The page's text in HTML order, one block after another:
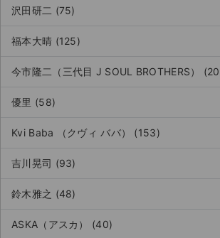
サイト情報
チケットジャム運営会社
チケットジャム利用規約
プライバシーポリシー
沢田研二 (75)
福本大晴 (125)
今市隆二（三代目 J SOUL BROTHERS）
優里 (58)
Kvi Baba （クヴィ ババ） (153)
吉川晃司 (93)
鈴木雅之 (48)
ASKA（アスカ） (40)